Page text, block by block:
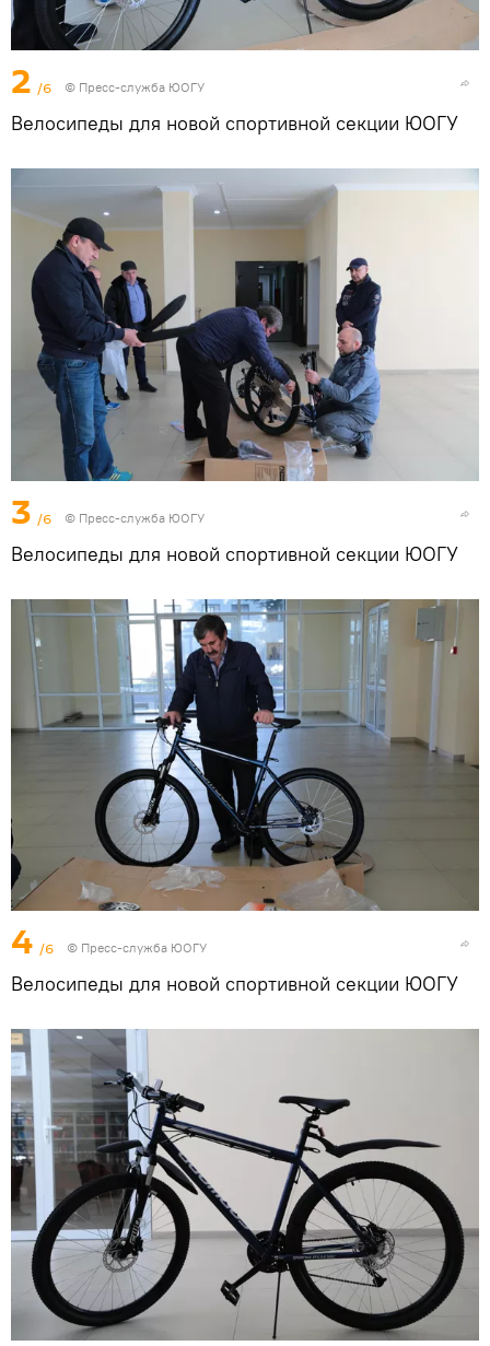
2 /6 © Пресс-служба ЮОГУ
Велосипеды для новой спортивной секции ЮОГУ
3 /6 © Пресс-служба ЮОГУ
Велосипеды для новой спортивной секции ЮОГУ
4 /6 © Пресс-служба ЮОГУ
Велосипеды для новой спортивной секции ЮОГУ